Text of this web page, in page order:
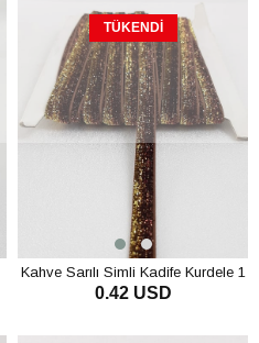
TÜKENDI
Kahve Sarılı Simli Kadife Kurdele 1
cm
0.42 USD